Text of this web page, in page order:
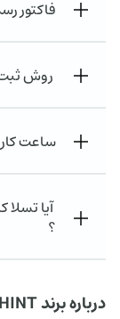
فاکتور
روش
ساعت
آیا تسلا
؟
درباره برند CHINT